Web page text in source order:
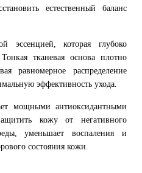
естественный баланс
эссенцией, которая глубоко
тканевая основа плотно
равномерное распределение
эффективность ухода.
мощными антиоксидантными
кожу от негативного
уменьшает воспаления и
состояния кожи.